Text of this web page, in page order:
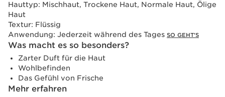
Hauttyp: Mischhaut, Trockene Haut, Normale Haut, Ölige
Haut
Textur: Flüssig
Anwendung: Jederzeit während des Tages SO GEHT'S
Was macht es so besonders?
Zarter Duft für die Haut
Wohlbefinden
Das Gefühl von Frische
Mehr erfahren